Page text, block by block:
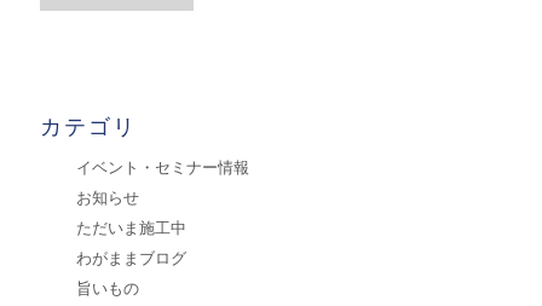
カテゴリ
イベント・セミナー情報
お知らせ
ただいま施工中
わがままブログ
旨いもの